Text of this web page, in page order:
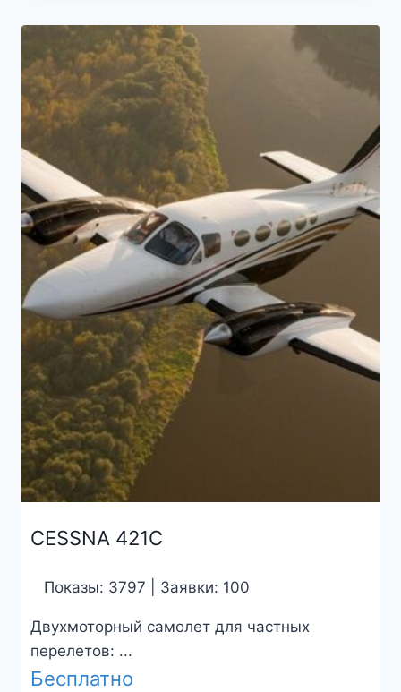
CESSNA 421C
Показы: 3797 | Заявки: 100
Двухмоторный самолет для частных
перелетов: ...
Бесплатно